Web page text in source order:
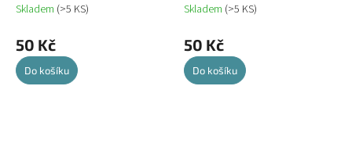
Skladem (>5 KS)
50 Kč
Do košíku
Skladem (>5 KS)
50 Kč
Do košíku